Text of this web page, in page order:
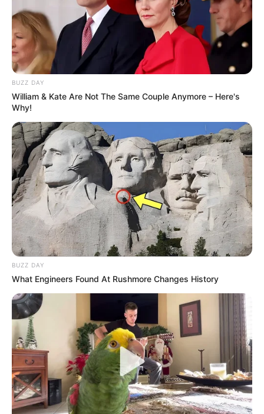
Dica: no centro ficará um espaço vazio. Você pode
colar um botão forrado para dar o acabamento.
7 – Pegue o alfinete e cole-o atrás da flor.
BUZZ DAY
William & Kate Are Not The Same Couple Anymore – Here's
Why!
BUZZ DAY
What Engineers Found At Rushmore Changes History